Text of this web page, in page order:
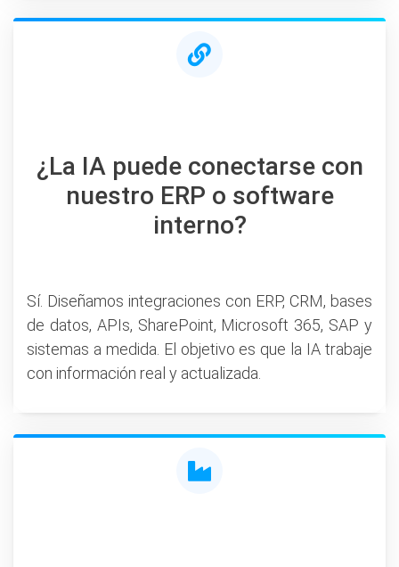
¿La IA puede conectarse con
nuestro ERP o software
interno?
Sí. Diseñamos integraciones con ERP, CRM, bases
de datos, APIs, SharePoint, Microsoft 365, SAP y
sistemas a medida. El objetivo es que la IA trabaje
con información real y actualizada.